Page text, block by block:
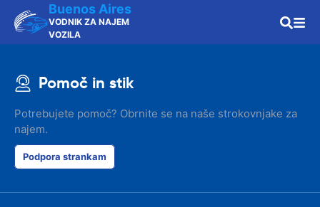
Buenos Aires
VODNIK ZA NAJEM
VOZILA
Pomoč in stik
Potrebujete pomoč? Obrnite se na naše strokovnjake za
najem.
Podpora strankam